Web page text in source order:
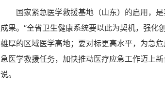
国家紧急医学救援基地（山东）的启用，
成果。“全省卫生健康系统要以此为契机，强化
雄厚的区域医学高地；要对标更高水平，为急
急医学救援任务，加快推动医疗应急工作迈上
说。